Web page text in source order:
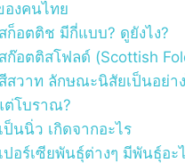
องคนไทย
ก็อตติช มีกี่แบบ? ดูยังไง?
ก๊อตติสโฟลด์ (Scottish
สวาท ลักษณะนิสัยเป็นอย่า
ต่โบราณ?
ป็นนิ่ว เกิดจากอะไร
ปอร์เซียพันธุ์ต่างๆ มีพันธุ์อะ